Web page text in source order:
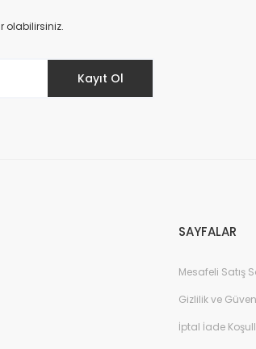
olabilirsiniz.
Kayıt Ol
SAYFALAR
Mesafeli Satış
Gizlilik ve
İptal İade